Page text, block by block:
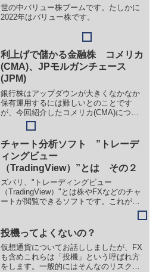
世の中バリュー株ブームです。たしかに
2022年はバリュー株です。
利上げで儲かる金融株 コメリカ
(CMA)、JPモルガンチェース
(JPM)
銀行株はアップダウンが大きくなかなか
保有運用するには難しいとのことです
が、今回紹介したコメリカ(CMA)につい
ては、個別でエントリーしてもいい銘柄
だと思います。
チャート分析ソフト ”トレーデ
ィングビュー
（TradingView）”とは その２
ズバリ、"トレーディングビュー
（TradingView）"とは株やFXなどのチャ
ートが閲覧できるソフトです。これがま
す。ぜひ導入してみることをおすすめし
ます。今回はその2回目です。
投機ってよくないの？
仮想通貨についてお話ししましたが、FX
も含めこれらは「投機」という呼ばれ方
をします。一般的にはそんなのリスク高